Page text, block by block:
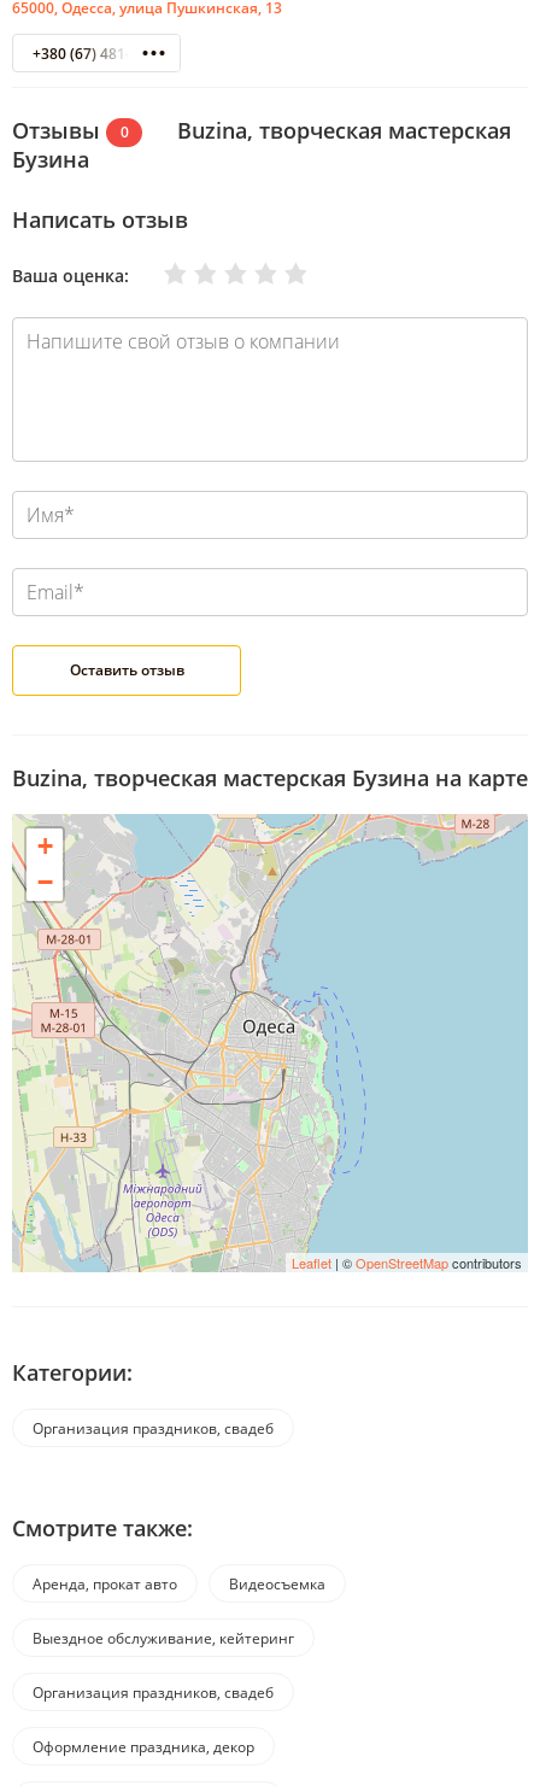
65000, Одесса, улица Пушкинская, 13
+380 (67) 481-15-49
Отзывы 0
Buzina, творческая мастерская
Бузина
Написать отзыв
Ваша оценка: Отлично
Хорошо
Нормально
Плохо
Очень плохо
Buzina, творческая мастерская Бузина на карте
+
−
Leaflet | ©OpenStreetMapcontributors
Категории:
Организация праздников, свадеб
Смотрите также:
Аренда, прокат авто Видеосъемка
Выездное обслуживание, кейтеринг
Организация праздников, свадеб
Оформление праздника, декор